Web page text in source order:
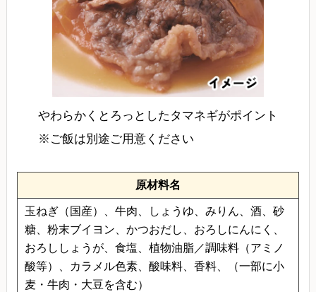
やわらかくとろっとしたタマネギがポイント
※ご飯は別途ご用意ください
原材料名
玉ねぎ（国産）、牛肉、しょうゆ、みりん、酒、砂
糖、粉末ブイヨン、かつおだし、おろしにんにく、
おろししょうが、食塩、植物油脂／調味料（アミノ
酸等）、カラメル色素、酸味料、香料、（一部に小
麦・牛肉・大豆を含む）